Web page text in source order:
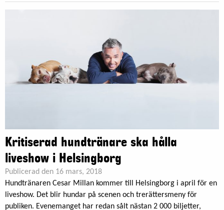
Kritiserad hundtränare ska hålla
liveshow i Helsingborg
Publicerad den 16 mars, 2018
Hundtränaren Cesar Millan kommer till Helsingborg i april för en
liveshow. Det blir hundar på scenen och trerättersmeny för
publiken. Evenemanget har redan sålt nästan 2 000 biljetter,